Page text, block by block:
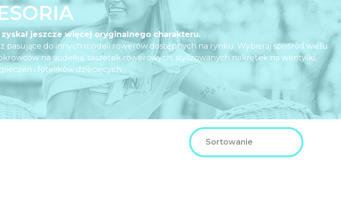
jeszcze więcej oryginalnego charakteru.
do innych modeli rowerów dostępnych na rynku. Wybieraj spośród wielu
na siodełka, saszetek rowerowych, stylizowanych nakrętek na wentylki,
i fotelików dziecięcych.